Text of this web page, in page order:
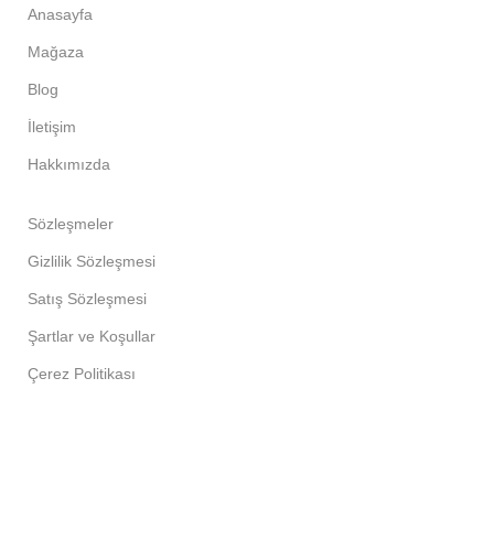
Anasayfa
Mağaza
Blog
İletişim
Hakkımızda
Sözleşmeler
Gizlilik Sözleşmesi
Satış Sözleşmesi
Şartlar ve Koşullar
Çerez Politikası